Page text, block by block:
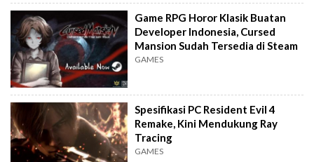
Game RPG Horor Klasik Buatan
Developer Indonesia, Cursed
Mansion Sudah Tersedia di Steam
GAMES
Spesifikasi PC Resident Evil 4
Remake, Kini Mendukung Ray
Tracing
GAMES